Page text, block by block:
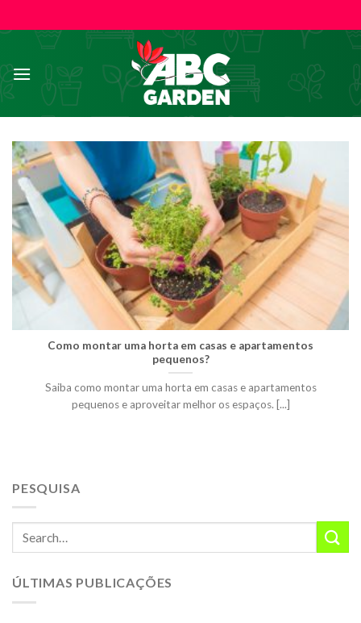
to
content
PESQUISA
ÚLTIMAS PUBLICAÇÕES
Como montar uma horta em casas e apartamentos
pequenos?
Saiba como montar uma horta em casas e apartamentos
pequenos e aproveitar melhor os espaços. [...]